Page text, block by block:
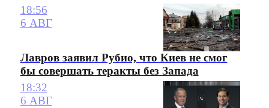
18:56
6 АВГ
Лавров заявил Рубио, что Киев не смог
бы совершать теракты без Запада
18:32
6 АВГ